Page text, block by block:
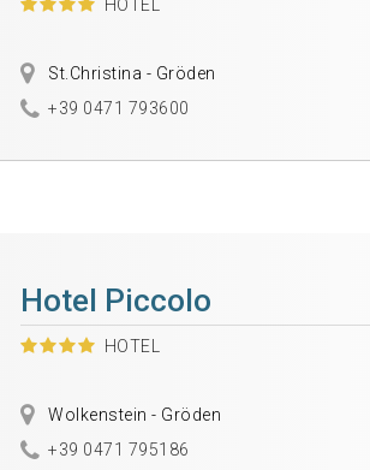
HOTEL
St.Christina - Gröden
+39 0471 793600
Hotel Piccolo
HOTEL
Wolkenstein - Gröden
+39 0471 795186